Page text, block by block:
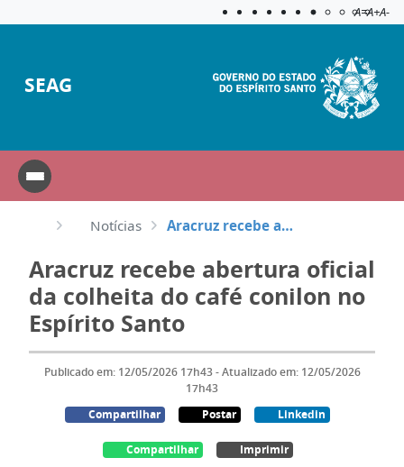
Aplicar
A=A+A-
SEAG
Notícias Aracruz recebe abertura oficial da colheita do café conilon no Espírito Santo
Aracruz recebe abertura oficial
da colheita do café conilon no
Espírito Santo
Publicado em: 12/05/2026 17h43 - Atualizado em: 12/05/2026
17h43
Compartilhar
Postar Linkedin
Compartilhar Imprimir